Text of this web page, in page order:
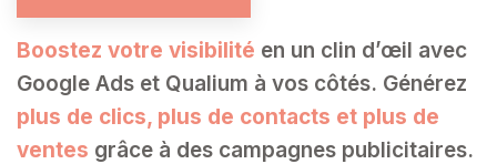
Boostez votre visibilité en un clin d’œil avec
Google Ads et Qualium à vos côtés. Générez
plus de clics, plus de contacts et plus de
ventes grâce à des campagnes publicitaires.